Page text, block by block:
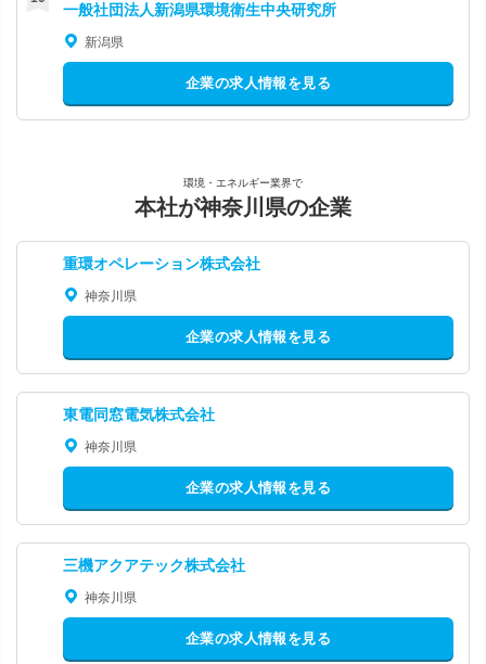
一般社団法人新潟県環境衛生中央研究所
新潟県
企業の求人情報を見る
環境・エネルギー業界で
本社が神奈川県の企業
重環オペレーション株式会社
神奈川県
企業の求人情報を見る
東電同窓電気株式会社
神奈川県
企業の求人情報を見る
三機アクアテック株式会社
神奈川県
企業の求人情報を見る